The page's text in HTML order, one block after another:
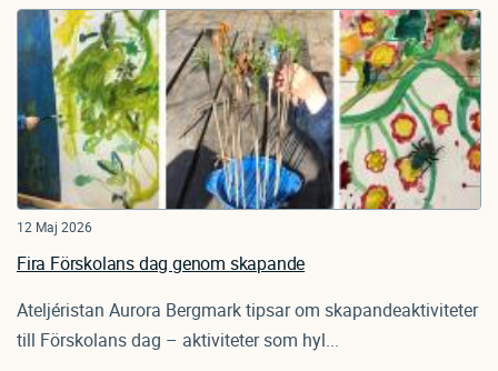
12 Maj 2026
Fira Förskolans dag genom skapande
Ateljéristan Aurora Bergmark tipsar om skapandeaktiviteter
till Förskolans dag – aktiviteter som hyl...